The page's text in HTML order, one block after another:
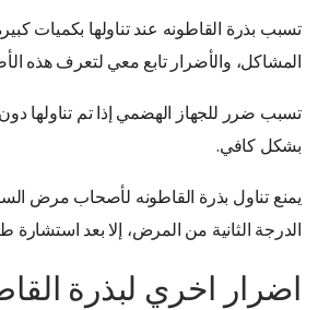
تسبب بذرة القاطونه عند تناولها بكميات
المشاكل، والأضرار تابع معي لتعرف هذه
تسبب ضرر للجهاز الهضمي إذا تم تناولها دون
بشكل كافي.
يمنع تناول بذرة القاطونه لأصحاب مرض
الدرجة الثانية من المرض، إلا بعد استشارة
اضرار اخري لبذرة